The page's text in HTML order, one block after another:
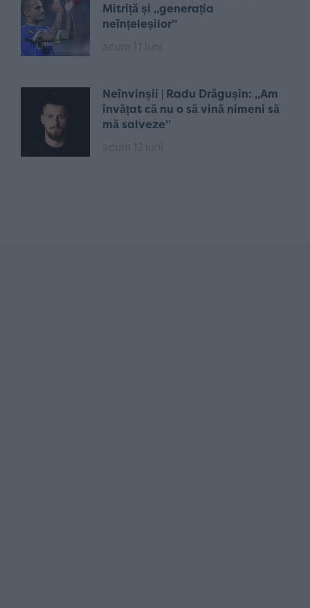
Mitriță și „generația
neînțeleșilor”
Neînvinșii | Radu Drăgușin: „Am
învățat că nu o să vină nimeni să
mă salveze”